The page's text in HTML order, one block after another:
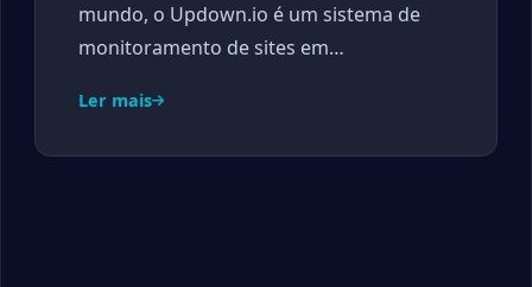
mundo, o Updown.io é um sistema de
monitoramento de sites em…
Ler mais